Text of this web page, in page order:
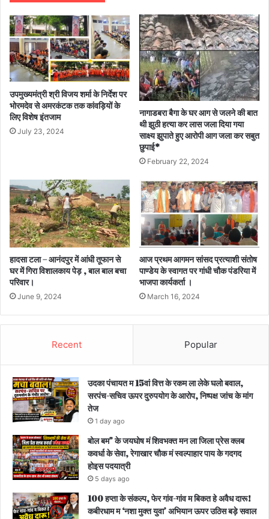
उपमुख्यमंत्री श्री विजय शर्मा के निर्देश पर
भोरमदेव से अमरकंटक तक कांवड़ियों के
लिए विशेष इंतजाम
July 23, 2024
नागाडबरा बैगा के घर आग से जलने की बात
थी झुठी हत्या कर लास जला दिया गया
साक्ष्य झुपाते हुए आरोपी आग जला कर सबुत
छुपाई*
February 22, 2024
हादसा टला – आनंदपुर में आंधी तूफान से
घर में गिरा विशालकाय पेड़ , बाल बाल बचा
परिवार।
June 9, 2024
आज प्रथम आगमन सांसद प्रत्याशी संतोष
पाण्डेय के स्वागत पर गांधी चौक पंडरिया में
भाजपा कार्यकर्ता ।
March 16, 2024
Recent Popular
उदका पंचायत म 15वां वित्त के रकम ला लेके घलो बवाल,
सरपंच-सचिव ऊपर दुरुपयोग के आरोप, निष्पक्ष जांच के मांग
तेज
1 day ago
बोल बम” के जयघोष मं शिवभक्त मन ला जिला प्रेस क्लब
कवर्धा के सेवा, रेगाखार चौक मं स्वल्पाहार पाय के गदगद
होइस पदयात्री
5 days ago
100 हप्ता के संकल्प, फेर गांव-गांव म बिकत हे अवैध दारू!
कबीरधाम म ‘नशा मुक्त युवा’ अभियान ऊपर उठिस बड़े सवाल